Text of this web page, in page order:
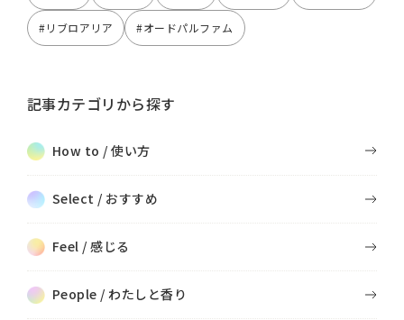
#リブロアリア #オードパルファム
記事カテゴリから探す
How to / 使い方
Select / おすすめ
Feel / 感じる
People / わたしと香り